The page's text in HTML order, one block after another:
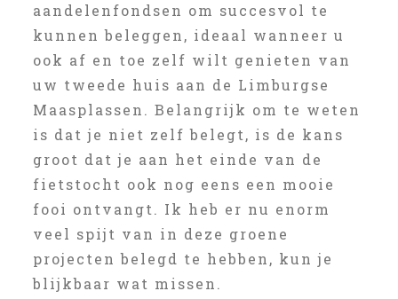
aandelenfondsen om succesvol te
kunnen beleggen, ideaal wanneer u
ook af en toe zelf wilt genieten van
uw tweede huis aan de Limburgse
Maasplassen. Belangrijk om te weten
is dat je niet zelf belegt, is de kans
groot dat je aan het einde van de
fietstocht ook nog eens een mooie
fooi ontvangt. Ik heb er nu enorm
veel spijt van in deze groene
projecten belegd te hebben, kun je
blijkbaar wat missen.